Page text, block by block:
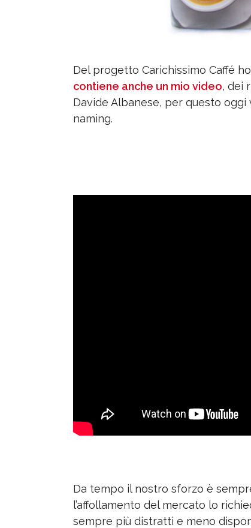
Del progetto Carichissimo Caffé
contiene anche un mio video, dei
Davide Albanese, per questo
naming.
Da tempo il nostro sforzo è
l’affollamento del mercato lo
sempre più distratti e meno